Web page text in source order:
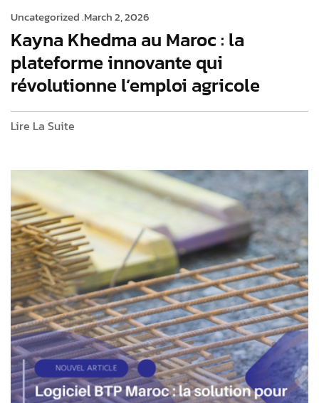
Uncategorized .March 2, 2026
Kayna Khedma au Maroc : la
plateforme innovante qui
révolutionne l’emploi agricole
Lire La Suite